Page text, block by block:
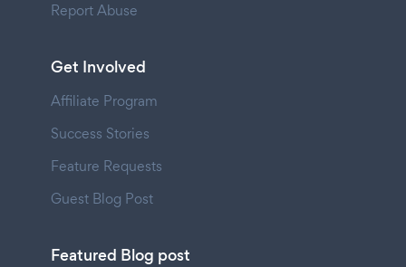
Report Abuse
Get Involved
Affiliate Program
Success Stories
Feature Requests
Guest Blog Post
Featured Blog post